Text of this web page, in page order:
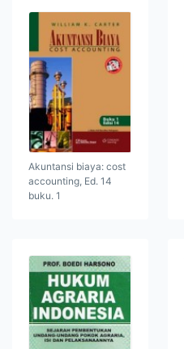
Akuntansi biaya: cost
accounting, Ed. 14
buku. 1